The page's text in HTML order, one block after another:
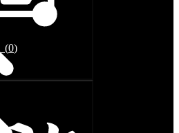
(0)